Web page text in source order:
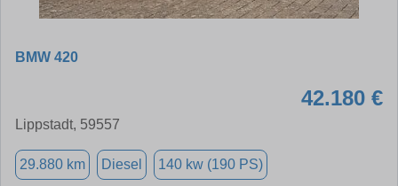
BMW 420
42.180 €
Lippstadt, 59557
29.880 km Diesel 140 kw (190 PS)